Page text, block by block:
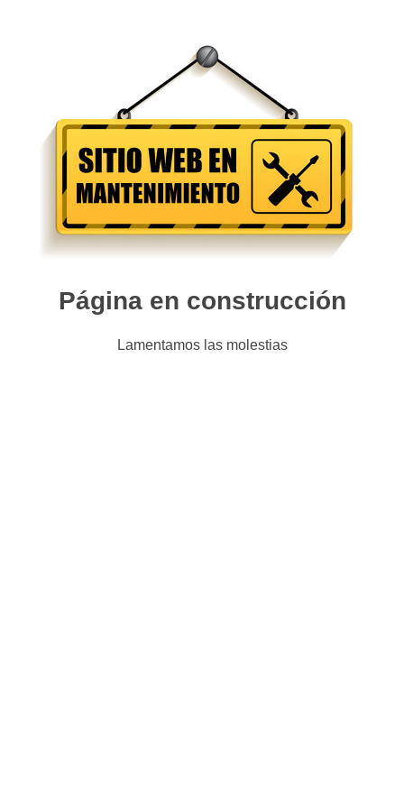
Página en construcción
Lamentamos las molestias